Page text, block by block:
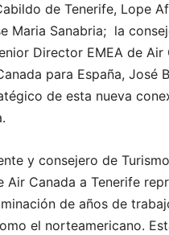
de Tenerife, Lope
Maria Sanabria; la
Director EMEA de
para España, José
de esta nueva
y consejero de
Air Canada a Tenerife
de años de
el norteamericano.